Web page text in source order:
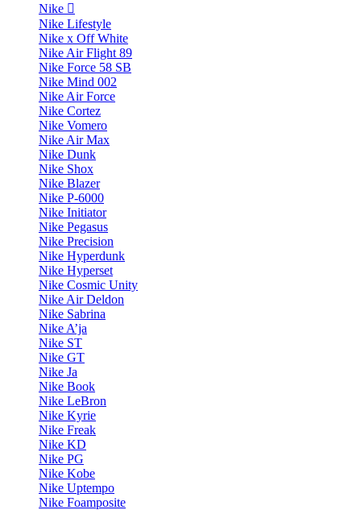
Nike
Nike Lifestyle
Nike x Off White
Nike Air Flight 89
Nike Force 58 SB
Nike Mind 002
Nike Air Force
Nike Cortez
Nike Vomero
Nike Air Max
Nike Dunk
Nike Shox
Nike Blazer
Nike P-6000
Nike Initiator
Nike Pegasus
Nike Precision
Nike Hyperdunk
Nike Hyperset
Nike Cosmic Unity
Nike Air Deldon
Nike Sabrina
Nike A’ja
Nike ST
Nike GT
Nike Ja
Nike Book
Nike LeBron
Nike Kyrie
Nike Freak
Nike KD
Nike PG
Nike Kobe
Nike Uptempo
Nike Foamposite